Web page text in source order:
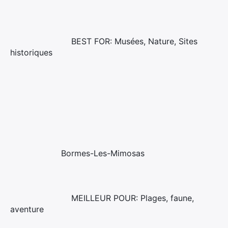
BEST FOR: Musées, Nature, Sites
historiques
Bormes-Les-Mimosas
MEILLEUR POUR: Plages, faune,
aventure